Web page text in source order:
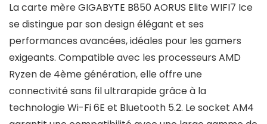
La carte mère GIGABYTE B850 AORUS Elite WIFI7 Ice
se distingue par son design élégant et ses
performances avancées, idéales pour les gamers
exigeants. Compatible avec les processeurs AMD
Ryzen de 4ème génération, elle offre une
connectivité sans fil ultrarapide grâce à la
technologie Wi-Fi 6E et Bluetooth 5.2. Le socket AM4